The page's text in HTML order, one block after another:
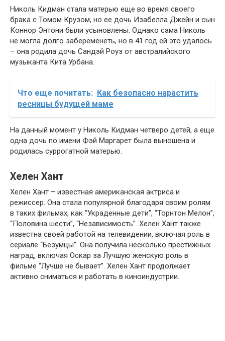
Николь Кидман стала матерью еще во время своего
брака с Томом Крузом, но ее дочь Изабелла Джейн и сын
Коннор Энтони были усыновлены. Однако сама Николь
не могла долго забеременеть, но в 41 год ей это удалось
– она родила дочь Сандэй Роуз от австралийского
музыканта Кита Урбана.
Что еще почитать: Как безопасно нарастить
ресницы будущей маме
На данный момент у Николь Кидман четверо детей, а еще
одна дочь по имени Фэй Маргарет была выношена и
родилась суррогатной матерью.
Хелен Хант
Хелен Хант – известная американская актриса и
режиссер. Она стала популярной благодаря своим ролям
в таких фильмах, как “Украденные дети”, “Торнтон Мелон”,
“Половина шести”, “Независимость”. Хелен Хант также
известна своей работой на телевидении, включая роль в
сериале “Безумцы”. Она получила несколько престижных
наград, включая Оскар за Лучшую женскую роль в
фильме “Лучше не бывает”. Хелен Хант продолжает
активно сниматься и работать в киноиндустрии.